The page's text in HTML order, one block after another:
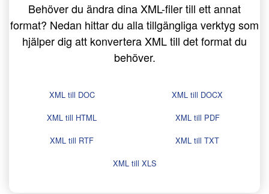
Behöver du ändra dina XML-filer till ett annat
format? Nedan hittar du alla tillgängliga verktyg som
hjälper dig att konvertera XML till det format du
behöver.
XML till DOC
XML till DOCX
XML till HTML
XML till PDF
XML till RTF
XML till TXT
XML till XLS